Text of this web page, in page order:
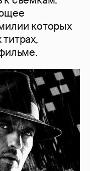
которых